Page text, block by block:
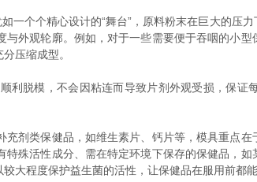
个个精心设计的“舞台”，原料粉末在巨大的压
外观轮廓。例如，对于一些需要便于吞咽的小
压缩成型。
脱模，不会因粘连而导致片剂外观受损，保证
类保健品，如维生素片、钙片等，模具重点在
殊活性成分、需在特定环境下保存的保健品，
大程度保护益生菌的活性，让保健品在服用前都能